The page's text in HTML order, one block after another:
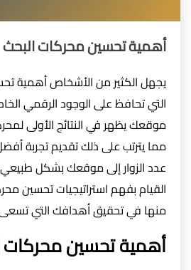
أهمية تحسين محركات البحث
يجهل الكثير من الأشخاص أهمية
التي تحافظ على الوجود الرقمي
موقعك يظهر في النتائج الأولى
مما يترتب على ذلك تقديم تجربة
عدد الزوار إلى موقعك بشكل
القيام بفهم استراتيجيات تحسين
منها في تحقيق أهدافك التي تسعى
أهمية تحسين محركات